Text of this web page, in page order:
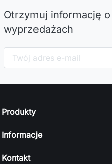
Otrzymuj informację
wyprzedażach
Produkty
Informacje
Kontakt